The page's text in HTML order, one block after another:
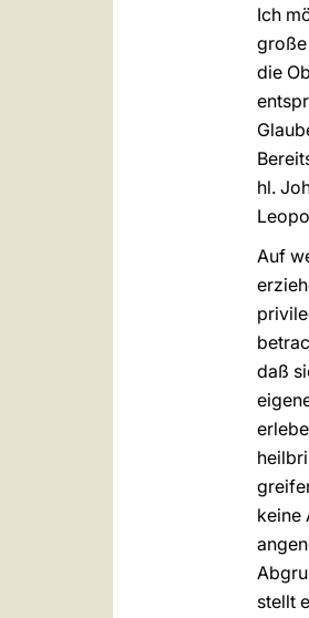
Ich
große
die
hl.
Auf
daß
keine
stellt